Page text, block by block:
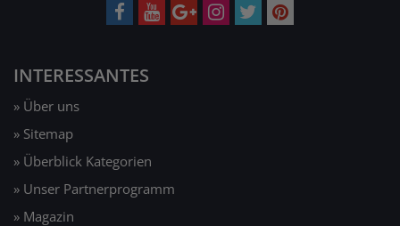
INTERESSANTES
» Über uns
» Sitemap
» Überblick Kategorien
» Unser Partnerprogramm
» Magazin